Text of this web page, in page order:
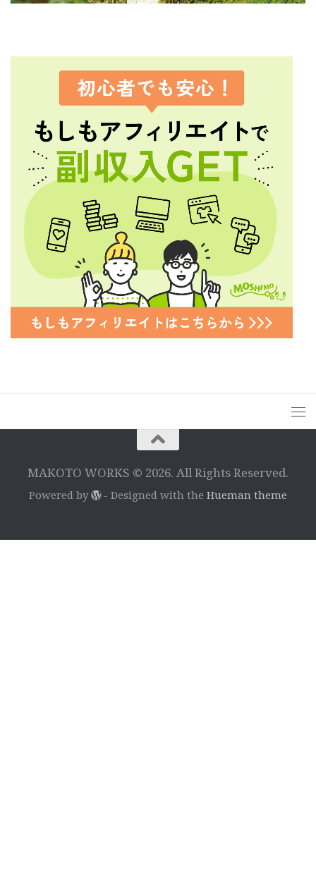
MAKOTO WORKS © 2026. All Rights Reserved.
Powered by - Designed with theHueman theme